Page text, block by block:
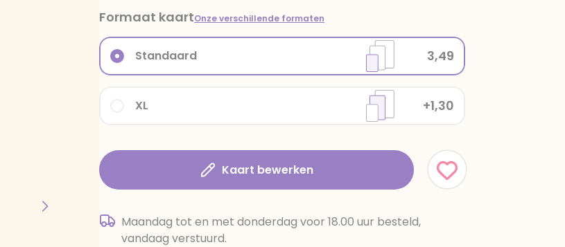
Formaat kaartOnze verschillende formaten
XL +1,30
Standaard 3,49
Kaart bewerken
Maandag tot en met donderdag voor 18.00 uur besteld,
vandaag verstuurd.